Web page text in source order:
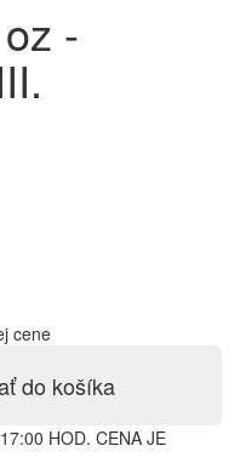
-
cene
do košíka
HOD. CENA JE